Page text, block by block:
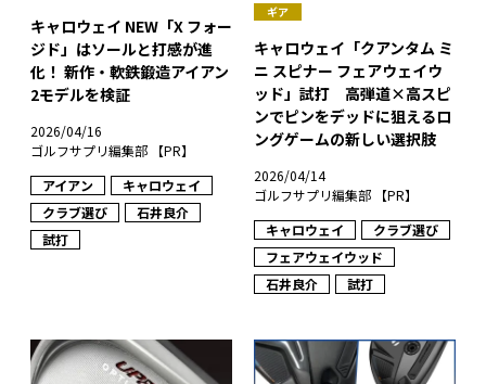
キャロウェイ NEW「X フォー
ジド」はソールと打感が進
化！ 新作・軟鉄鍛造アイアン
2モデルを検証
2026/04/16
ゴルフサプリ編集部 【PR】
アイアン
キャロウェイ
クラブ選び
石井良介
試打
ギア
キャロウェイ「クアンタム ミ
ニ スピナー フェアウェイウ
ッド」試打 高弾道×高スピ
ンでピンをデッドに狙えるロ
ングゲームの新しい選択肢
2026/04/14
ゴルフサプリ編集部 【PR】
キャロウェイ
クラブ選び
フェアウェイウッド
石井良介
試打